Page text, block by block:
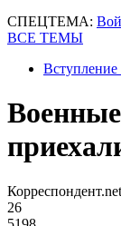
СПЕЦТЕМА:
ВСЕ ТЕМЫ
26